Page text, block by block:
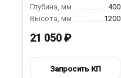
400
1200
21 050 ₽